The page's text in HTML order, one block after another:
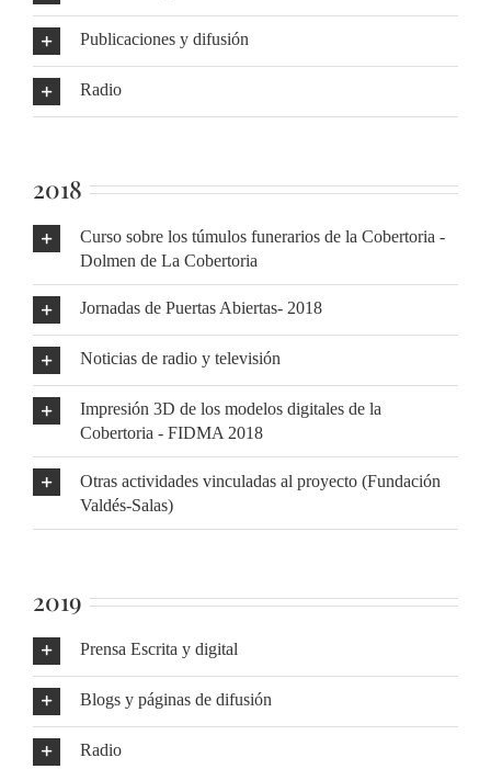
Publicaciones y difusión
Radio
2018
Curso sobre los túmulos funerarios de la Cobertoria -
Dolmen de La Cobertoria
Jornadas de Puertas Abiertas- 2018
Noticias de radio y televisión
Impresión 3D de los modelos digitales de la
Cobertoria - FIDMA 2018
Otras actividades vinculadas al proyecto (Fundación
Valdés-Salas)
2019
Prensa Escrita y digital
Blogs y páginas de difusión
Radio